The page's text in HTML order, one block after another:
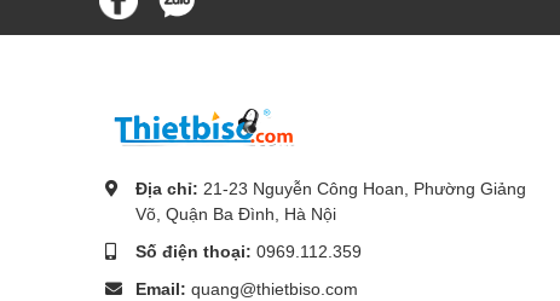
Địa chỉ: 21-23 Nguyễn Công Hoan, Phường Giảng
Võ, Quận Ba Đình, Hà Nội
Số điện thoại: 0969.112.359
Email: quang@thietbiso.com